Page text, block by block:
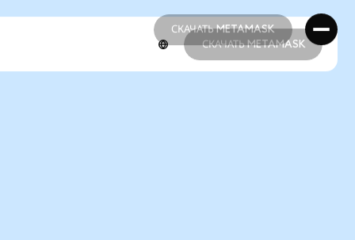
СКАЧАТЬ METAMASK
СКАЧАТЬ METAMASK
СКАЧАТЬ METAMASK